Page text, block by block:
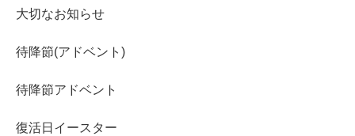
大切なお知らせ
待降節(アドベント)
待降節アドベント
復活日イースター